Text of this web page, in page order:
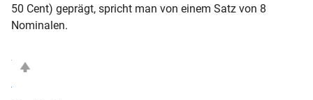
50 Cent) geprägt, spricht man von einem Satz von 8
Nominalen.